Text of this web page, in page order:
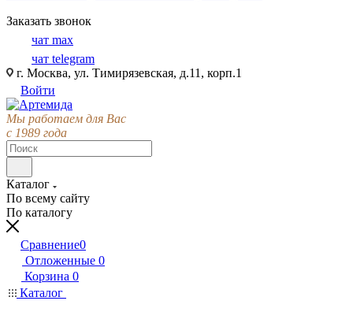
Заказать звонок
чат max
чат telegram
г. Москва, ул. Тимирязевская, д.11, корп.1
Войти
Мы работаем для Вас
с 1989 года
Каталог
По всему сайту
По каталогу
Сравнение0
Отложенные 0
Корзина 0
Каталог